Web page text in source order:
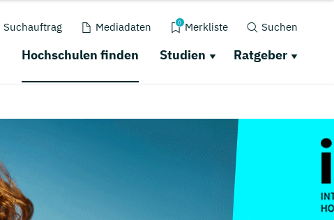
Suchauftrag Mediadaten 0 Merkliste Suchen
Hochschulen finden Studien Ratgeber